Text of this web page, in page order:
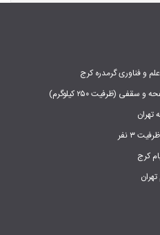
(ظرفیت ۲۵۰ کیلوگرم)
تهران
۳ نفر
کرج